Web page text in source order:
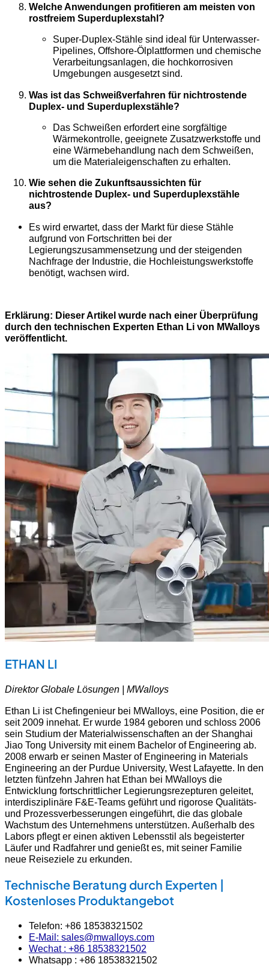
Welche Anwendungen profitieren am meisten von
rostfreiem Superduplexstahl?
Super-Duplex-Stähle sind ideal für Unterwasser-
Pipelines, Offshore-Ölplattformen und chemische
Verarbeitungsanlagen, die hochkorrosiven
Umgebungen ausgesetzt sind.
Was ist das Schweißverfahren für nichtrostende
Duplex- und Superduplexstähle?
Das Schweißen erfordert eine sorgfältige
Wärmekontrolle, geeignete Zusatzwerkstoffe und
eine Wärmebehandlung nach dem Schweißen,
um die Materialeigenschaften zu erhalten.
Wie sehen die Zukunftsaussichten für
nichtrostende Duplex- und Superduplexstähle
aus?
Es wird erwartet, dass der Markt für diese Stähle
aufgrund von Fortschritten bei der
Legierungszusammensetzung und der steigenden
Nachfrage der Industrie, die Hochleistungswerkstoffe
benötigt, wachsen wird.
Erklärung: Dieser Artikel wurde nach einer Überprüfung
durch den technischen Experten Ethan Li von MWalloys
veröffentlicht.
ETHAN LI
Direktor Globale Lösungen | MWalloys
Ethan Li ist Chefingenieur bei MWalloys, eine Position, die er
seit 2009 innehat. Er wurde 1984 geboren und schloss 2006
sein Studium der Materialwissenschaften an der Shanghai
Jiao Tong University mit einem Bachelor of Engineering ab.
2008 erwarb er seinen Master of Engineering in Materials
Engineering an der Purdue University, West Lafayette. In den
letzten fünfzehn Jahren hat Ethan bei MWalloys die
Entwicklung fortschrittlicher Legierungsrezepturen geleitet,
interdisziplinäre F&E-Teams geführt und rigorose Qualitäts-
und Prozessverbesserungen eingeführt, die das globale
Wachstum des Unternehmens unterstützen. Außerhalb des
Labors pflegt er einen aktiven Lebensstil als begeisterter
Läufer und Radfahrer und genießt es, mit seiner Familie
neue Reiseziele zu erkunden.
Technische Beratung durch Experten |
Kostenloses Produktangebot
Telefon: +86 18538321502
E-Mail: sales@mwalloys.com
Wechat : +86 18538321502
Whatsapp : +86 18538321502